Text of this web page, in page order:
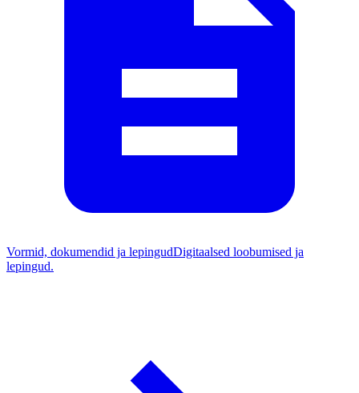
Vormid, dokumendid ja lepingudDigitaalsed loobumised ja
lepingud.